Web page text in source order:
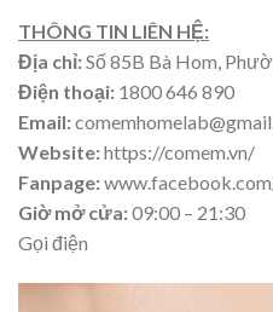
THÔNG TIN LIÊN HỆ:
Địa chỉ:Số 85B Bà Hom,
Điện thoại: 1800 646 890
Email:
Website:https://comem.vn/
Fanpage:
Giờ mở cửa:09:00 – 21:30
Gọi điện